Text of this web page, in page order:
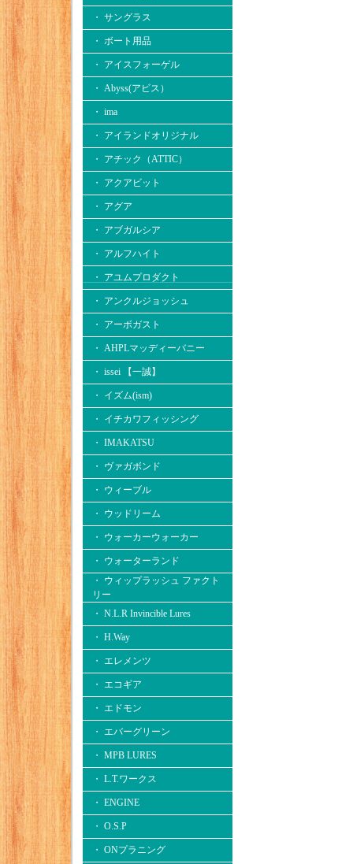
・ サングラス
・ ボート用品
・ アイスフォーゲル
・ Abyss(アビス）
・ ima
・ アイランドオリジナル
・ アチック（ATTIC）
・ アクアビット
・ アグア
・ アブガルシア
・ アルフハイト
・ アユムプロダクト
・ アンクルジョッシュ
・ アーボガスト
・ AHPLマッディーバニー
・ issei 【一誠】
・ イズム(ism)
・ イチカワフィッシング
・ IMAKATSU
・ ヴァガボンド
・ ウィーブル
・ ウッドリーム
・ ウォーカーウォーカー
・ ウォーターランド
・ ウィップラッシュ ファクト
リー
・ N.L.R Invincible Lures
・ H.Way
・ エレメンツ
・ エコギア
・ エドモン
・ エバーグリーン
・ MPB LURES
・ L.T.ワークス
・ ENGINE
・ O.S.P
・ ONプラニング